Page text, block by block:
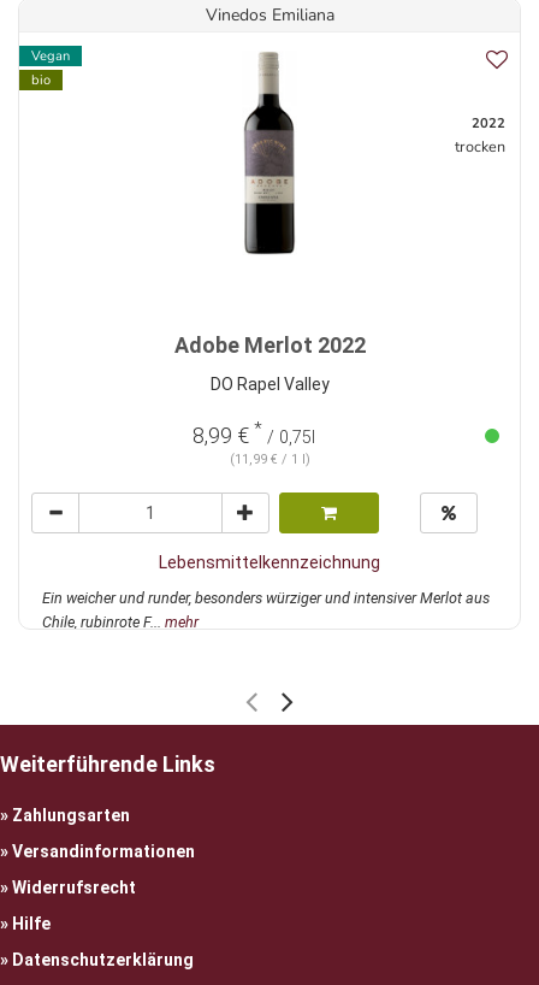
Vinedos Emiliana
Vegan
bio
2022
trocken
Adobe Merlot 2022
DO Rapel Valley
8,99 € * / 0,75l
(11,99 € / 1 l)
Lebensmittelkennzeichnung
Ein weicher und runder, besonders würziger und intensiver Merlot aus
Chile, rubinrote F... mehr
Weiterführende Links
Zahlungsarten
Versandinformationen
Widerrufsrecht
Hilfe
Datenschutzerklärung